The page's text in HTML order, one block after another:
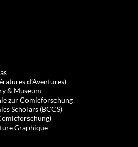
d’Aventures)
& Museum
zur Comicforschung
Scholars (BCCS)
Graphique